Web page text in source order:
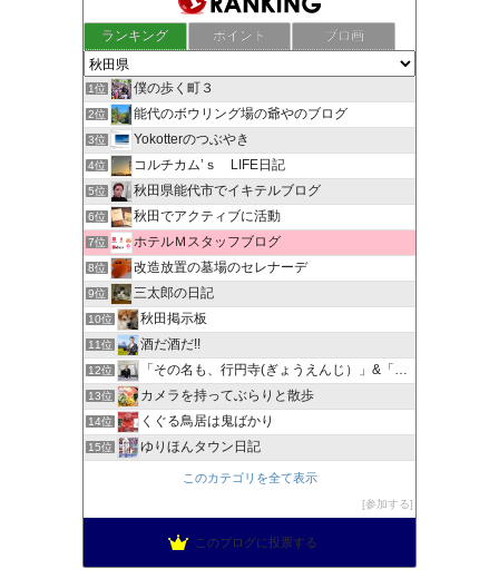
ランキング ポイント ブロ画
1位 僕の歩く町３
2位 能代のボウリング場の爺やのブログ
3位 Yokotterのつぶやき
4位 コルチカム’ｓ LIFE日記
5位 秋田県能代市でイキテルブログ
6位 秋田でアクティブに活動
7位 ホテルＭスタッフブログ
8位 改造放置の墓場のセレナーデ
9位 三太郎の日記
10位 秋田掲示板
11位 酒だ酒だ!!
12位 「その名も、行円寺(ぎょうえんじ）」&「その名も、明くん」
13位 カメラを持ってぶらりと散歩
14位 くぐる鳥居は鬼ばかり
15位 ゆりほんタウン日記
このカテゴリを全て表示
参加する
このブログに投票する